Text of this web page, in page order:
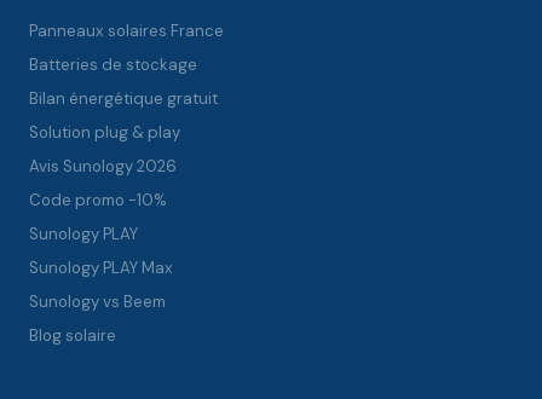
Panneaux solaires France
Batteries de stockage
Bilan énergétique gratuit
Solution plug & play
Avis Sunology 2026
Code promo -10%
Sunology PLAY
Sunology PLAY Max
Sunology vs Beem
Blog solaire